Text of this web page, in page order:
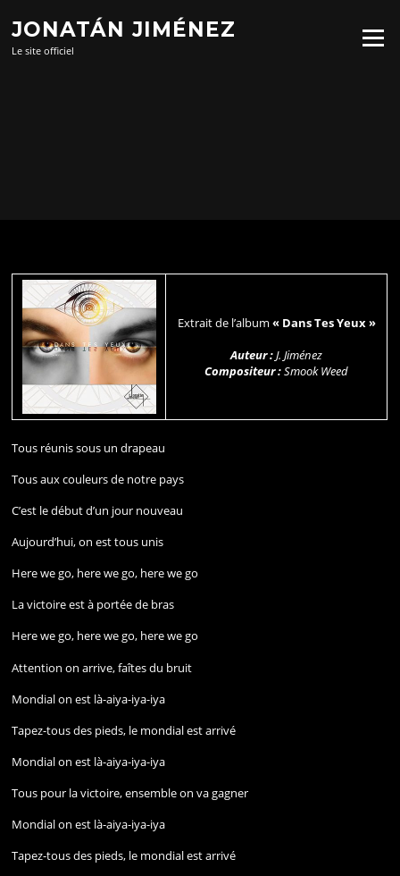
contenu
JONATÁN JIMÉNEZ
Le site officiel
Menu
Extrait de l’album « Dans Tes Yeux »
Auteur :J. Jiménez
Compositeur :Smook Weed
Tous réunis sous un drapeau
Tous aux couleurs de notre pays
C’est le début d’un jour nouveau
Aujourd’hui, on est tous unis
Here we go, here we go, here we go
La victoire est à portée de bras
Here we go, here we go, here we go
Attention on arrive, faîtes du bruit
Mondial on est là-aiya-iya-iya
Tapez-tous des pieds, le mondial est arrivé
Mondial on est là-aiya-iya-iya
Tous pour la victoire, ensemble on va gagner
Mondial on est là-aiya-iya-iya
Tapez-tous des pieds, le mondial est arrivé